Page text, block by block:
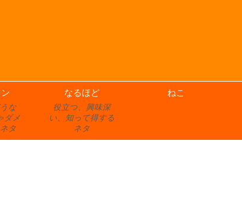
な
ダメ
タ
なるほど
役立つ、興味深
い、知って得する
ネタ
ねこ